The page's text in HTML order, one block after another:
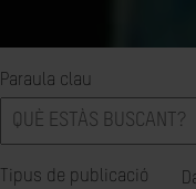
Paraula clau
Tipus de publicació